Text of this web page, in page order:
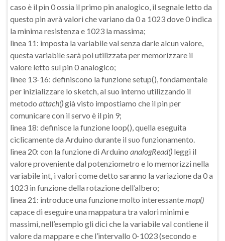
caso è il pin 0 ossia il primo pin analogico, il segnale letto da
questo pin avrà valori che variano da 0 a 1023 dove 0 indica
la minima resistenza e 1023 la massima;
linea 11: imposta la variabile val senza darle alcun valore,
questa variabile sarà poi utilizzata per memorizzare il
valore letto sul pin 0 analogico;
linee 13-16: definiscono la funzione setup(), fondamentale
per inizializzare lo sketch, al suo interno utilizzando il
metodo attach()già visto impostiamo che il pin per
comunicare con il servo è il pin 9;
linea 18: definisce la funzione loop(), quella eseguita
ciclicamente da Arduino durante il suo funzionamento.
linea 20: con la funzione di Arduino analogRead() leggi il
valore proveniente dal potenziometro e lo memorizzi nella
variabile int, i valori come detto saranno la variazione da 0 a
1023 in funzione della rotazione dell’albero;
linea 21: introduce una funzione molto interessantemap()
capace di eseguire una mappatura tra valori minimi e
massimi, nell’esempio gli dici che la variabile val contiene il
valore da mappare e che l’intervallo 0-1023 (secondo e